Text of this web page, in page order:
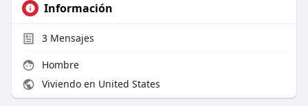
Información
3Mensajes
Hombre
Viviendo en United States